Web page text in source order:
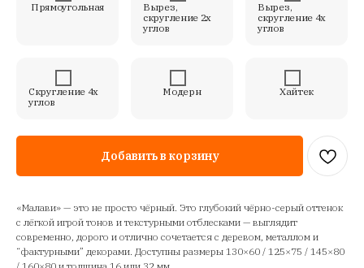
Прямоугольная
Вырез,
скругление 2х
углов
Вырез,
скругление 4х
углов
Скругление 4х
углов
Модерн Хайтек
Добавить в корзину
«Малави» — это не просто чёрный. Это глубокий чёрно-серый оттенок
с лёгкой игрой тонов и текстурными отблесками — выглядит
современно, дорого и отлично сочетается с деревом, металлом и
“фактурными” декорами. Доступны размеры 130×60 / 125×75 / 145×80